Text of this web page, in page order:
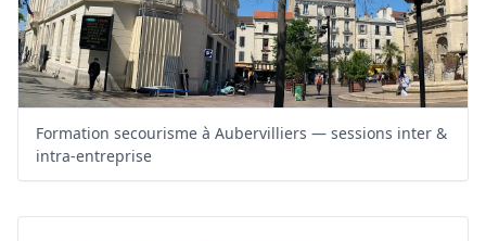
Formation secourisme à Aubervilliers — sessions inter &
intra-entreprise